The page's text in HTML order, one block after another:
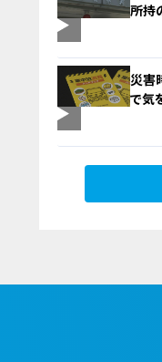
所持
災害
で気
前か